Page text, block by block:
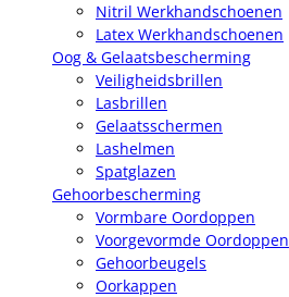
Nitril Werkhandschoenen
Latex Werkhandschoenen
Oog & Gelaatsbescherming
Veiligheidsbrillen
Lasbrillen
Gelaatsschermen
Lashelmen
Spatglazen
Gehoorbescherming
Vormbare Oordoppen
Voorgevormde Oordoppen
Gehoorbeugels
Oorkappen